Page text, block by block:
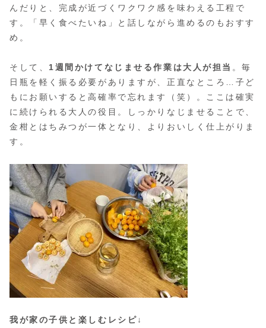
んだりと、完成が近づくワクワク感を味わえる工程で
す。「早く食べたいね」と話しながら進めるのもおすす
め。
そして、 1週間かけてなじませる作業は大人が担当 。毎
日瓶を軽く振る必要がありますが、正直なところ…子ど
もにお願いすると高確率で忘れます（笑）。ここは確実
に続けられる大人の役目。しっかりなじませることで、
金柑とはちみつが一体となり、よりおいしく仕上がりま
す。
我が家の子供と楽しむレシピ↓